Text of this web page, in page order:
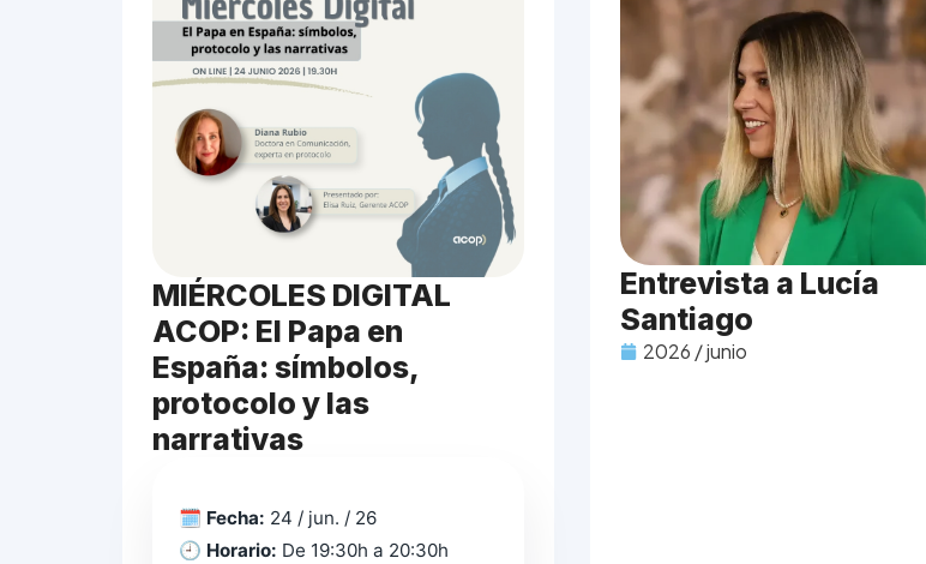
MIÉRCOLES DIGITAL
ACOP: El Papa en
España: símbolos,
protocolo y las
narrativas
🗓️ Fecha: 24 / jun. / 26
🕘 Horario: De 19:30h a 20:30h
Entrevista a Lucía
Santiago
2026 / junio